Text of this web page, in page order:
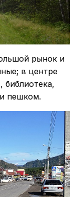
рынок и
в центре
библиотека,
пешком.